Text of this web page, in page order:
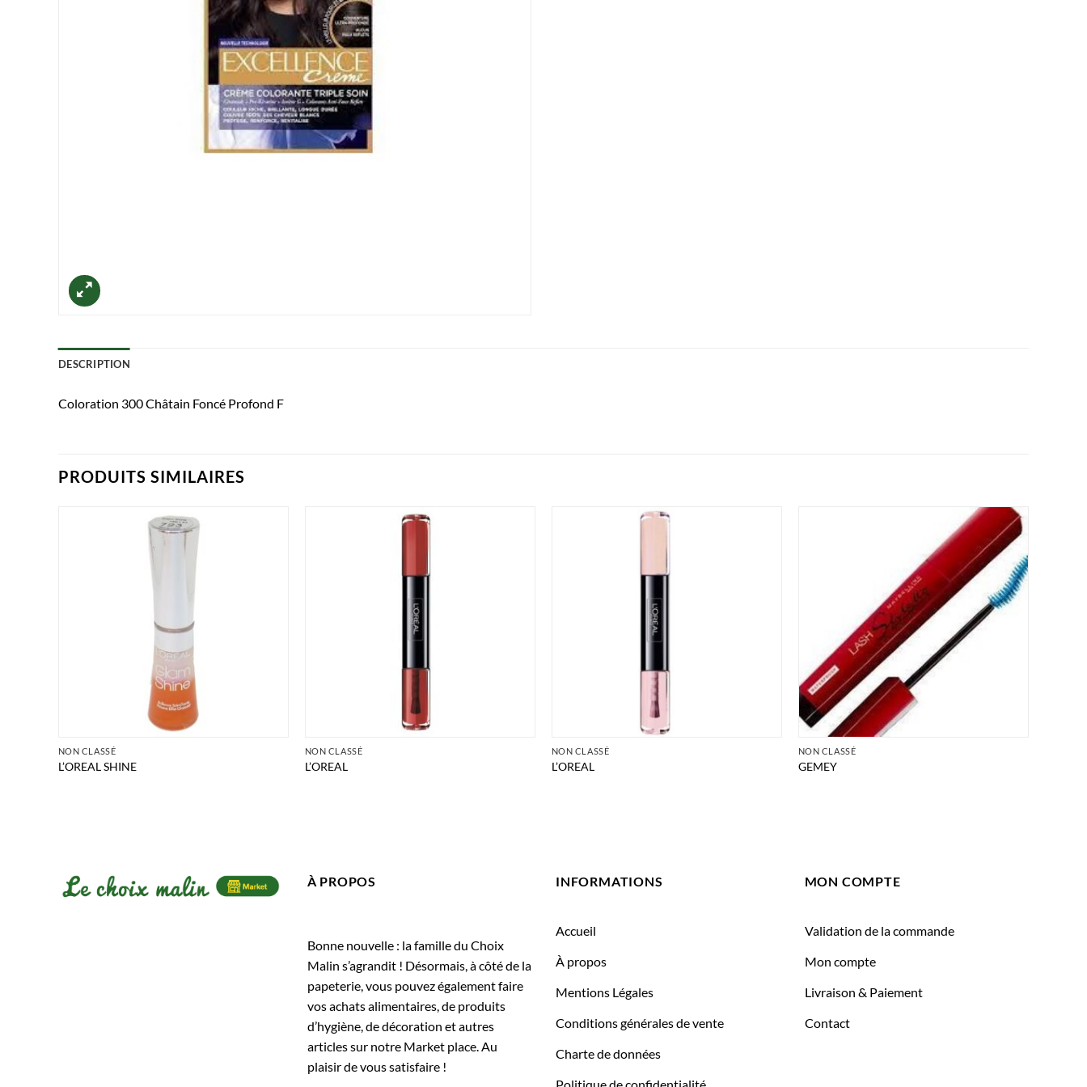
DESCRIPTION
Coloration 300 Châtain Foncé Profond F
PRODUITS SIMILAIRES
NON CLASSÉ
L’OREAL SHINE
NON CLASSÉ
L’OREAL
NON CLASSÉ
L’OREAL
NON CLASSÉ
GEMEY
À PROPOS
Bonne nouvelle : la famille du Choix
Malin s’agrandit ! Désormais, à côté de la
papeterie, vous pouvez également faire
vos achats alimentaires, de produits
d’hygiène, de décoration et autres
articles sur notre Market place. Au
plaisir de vous satisfaire !
INFORMATIONS
Accueil
À propos
Mentions Légales
Conditions générales de vente
Charte de données
Politique de confidentialité
MON COMPTE
Validation de la commande
Mon compte
Livraison & Paiement
Contact